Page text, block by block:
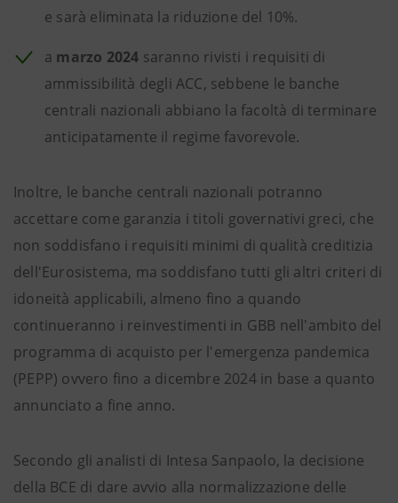
e sarà eliminata la riduzione del 10%.
a marzo 2024 saranno rivisti i requisiti di
ammissibilità degli ACC, sebbene le banche
centrali nazionali abbiano la facoltà di terminare
anticipatamente il regime favorevole.
Inoltre, le banche centrali nazionali potranno
accettare come garanzia i titoli governativi greci, che
non soddisfano i requisiti minimi di qualità creditizia
dell'Eurosistema, ma soddisfano tutti gli altri criteri di
idoneità applicabili, almeno fino a quando
continueranno i reinvestimenti in GBB nell'ambito del
programma di acquisto per l'emergenza pandemica
(PEPP) ovvero fino a dicembre 2024 in base a quanto
annunciato a fine anno.
Secondo gli analisti di Intesa Sanpaolo, la decisione
della BCE di dare avvio alla normalizzazione delle